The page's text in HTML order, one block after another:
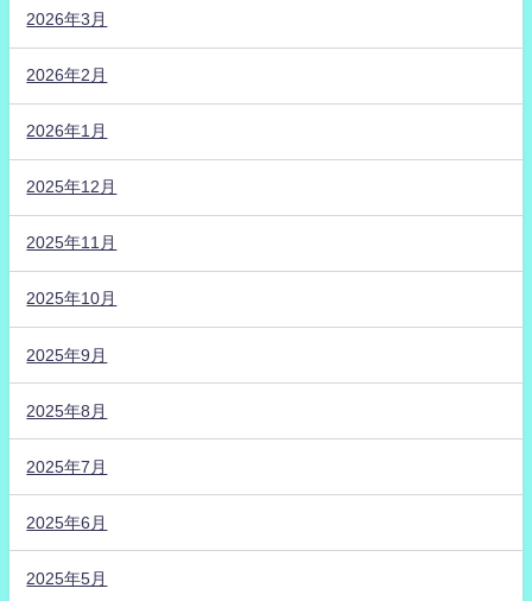
2026年3月
2026年2月
2026年1月
2025年12月
2025年11月
2025年10月
2025年9月
2025年8月
2025年7月
2025年6月
2025年5月